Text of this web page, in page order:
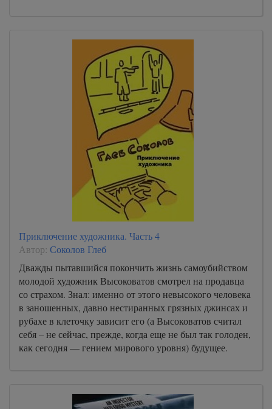
Приключение художника. Часть 4
Автор: Соколов Глеб
Дважды пытавшийся покончить жизнь самоубийством
молодой художник Высоковатов смотрел на продавца
со страхом. Знал: именно от этого невысокого человека
в заношенных, давно нестиранных грязных джинсах и
рубахе в клеточку зависит его (а Высоковатов считал
себя – не сейчас, прежде, когда еще не был так голоден,
как сегодня — гением мирового уровня) будущее.